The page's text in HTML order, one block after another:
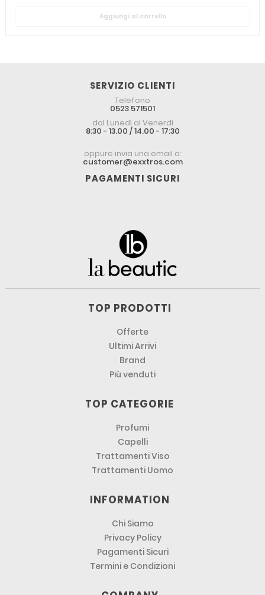
Aggiungi al carrello
SERVIZIO CLIENTI
Telefono
0523 571501
dal Lunedì al Venerdì
8:30 - 13.00 / 14.00 - 17:30
oppure invia una email a:
customer@exxtros.com
PAGAMENTI SICURI
TOP PRODOTTI
Offerte
Ultimi Arrivi
Brand
Più venduti
TOP CATEGORIE
Profumi
Capelli
Trattamenti Viso
Trattamenti Uomo
INFORMATION
Chi Siamo
Privacy Policy
Pagamenti Sicuri
Termini e Condizioni